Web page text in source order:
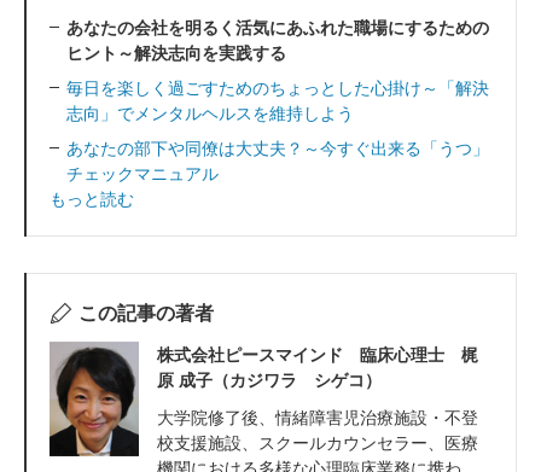
あなたの会社を明るく活気にあふれた職場にするための
ヒント～解決志向を実践する
毎日を楽しく過ごすためのちょっとした心掛け～「解決
志向」でメンタルヘルスを維持しよう
あなたの部下や同僚は大丈夫？～今すぐ出来る「うつ」
チェックマニュアル
もっと読む
この記事の著者
株式会社ピースマインド 臨床心理士 梶
原 成子（カジワラ シゲコ）
大学院修了後、情緒障害児治療施設・不登
校支援施設、スクールカウンセラー、医療
機関における多様な心理臨床業務に携わ